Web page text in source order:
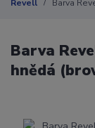
Revell
Barva
Barva
hnědá